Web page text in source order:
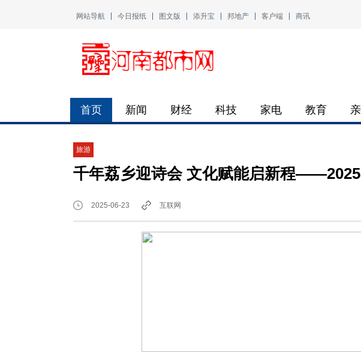
网站导航 今日报纸 图文版 添升宝 邦地产 客户端 商讯
首页 新闻 财经 科技 家电 教育
旅游
千年荔乡迎诗会 文化赋能启新程
2025-06-23 互联网